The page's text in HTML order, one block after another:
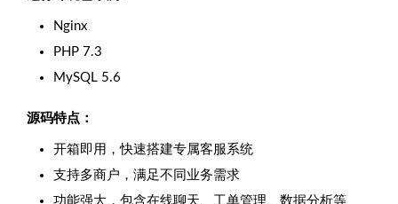
Nginx
PHP 7.3
MySQL 5.6
源码特点：
开箱即用，快速搭建专属客服系统
支持多商户，满足不同业务需求
功能强大，包含在线聊天、工单管理、数据分析等